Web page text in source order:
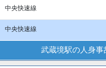
中央快速線
中央快速線
武蔵境駅の人身事